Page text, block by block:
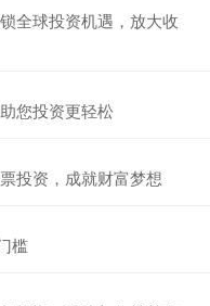
全球投资机遇，放大收
您投资更轻松
投资，成就财富梦想
槛